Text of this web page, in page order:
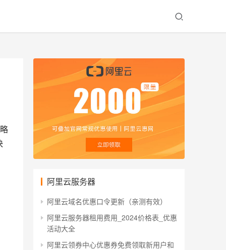
阿里云服务器
阿里云域名优惠口令更新（亲测有效）
阿里云服务器租用费用_2024价格表_优惠
活动大全
阿里云领券中心优惠券免费领取新用户和